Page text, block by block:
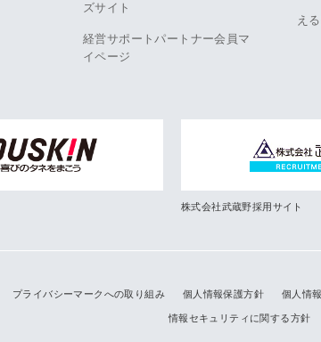
ズサイト
経営サポートパートナー会員マ
イページ
え
株式会社武蔵野採用サイト
プライバシーマークへの取り組み 個人情報保護方針 個人情
情報セキュリティに関する方針